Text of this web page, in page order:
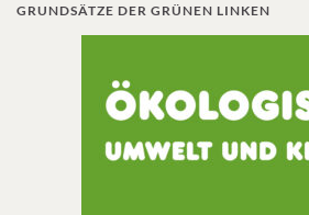
GRUNDSÄTZE DER GRÜNEN LINKEN